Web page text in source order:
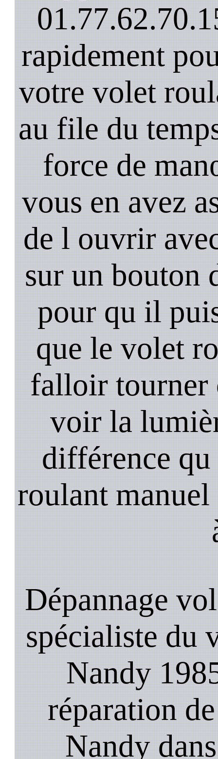
rapidement
votre volet
au file du
force de
vous en avez
de l ouvrir
sur un bouton
pour qu il
que le volet
falloir tourner
voir la
différence
roulant
Dépannage
spécialiste du
Nandy
réparation
Nandy